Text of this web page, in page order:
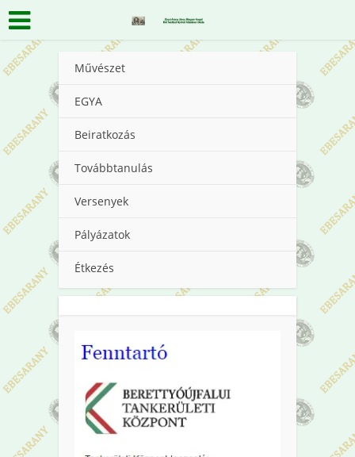
Művészet
EGYA
Beiratkozás
Továbbtanulás
Versenyek
Pályázatok
Étkezés